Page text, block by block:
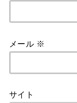
メール ※
サイト